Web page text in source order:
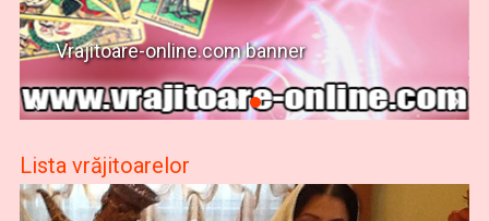
Vrajitoare-online.com banner
Lista vrăjitoarelor